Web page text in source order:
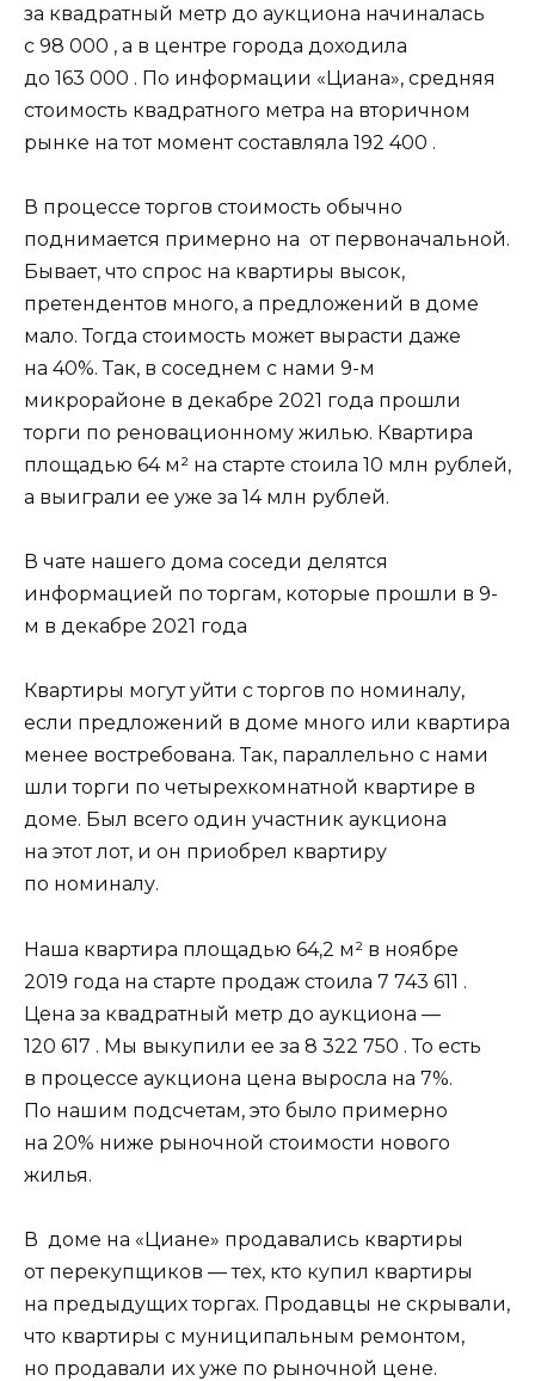
за квадратный метр до аукциона начиналась
с 98 000 , а в центре города доходила
до 163 000 . По информации «Циана», средняя
стоимость квадратного метра на вторичном
рынке на тот момент составляла 192 400 .
В процессе торгов стоимость обычно
поднимается примерно на от первоначальной.
Бывает, что спрос на квартиры высок,
претендентов много, а предложений в доме
мало. Тогда стоимость может вырасти даже
на 40%. Так, в соседнем с нами 9-м
микрорайоне в декабре 2021 года прошли
торги по реновационному жилью. Квартира
площадью 64 м² на старте стоила 10 млн рублей,
а выиграли ее уже за 14 млн рублей.
В чате нашего дома соседи делятся
информацией по торгам, которые прошли в 9-
м в декабре 2021 года
Квартиры могут уйти с торгов по номиналу,
если предложений в доме много или квартира
менее востребована. Так, параллельно с нами
шли торги по четырехкомнатной квартире в
доме. Был всего один участник аукциона
на этот лот, и он приобрел квартиру
по номиналу.
Наша квартира площадью 64,2 м² в ноябре
2019 года на старте продаж стоила 7 743 611 .
Цена за квадратный метр до аукциона —
120 617 . Мы выкупили ее за 8 322 750 . То есть
в процессе аукциона цена выросла на 7%.
По нашим подсчетам, это было примерно
на 20% ниже рыночной стоимости нового
жилья.
В доме на «Циане» продавались квартиры
от перекупщиков — тех, кто купил квартиры
на предыдущих торгах. Продавцы не скрывали,
что квартиры с муниципальным ремонтом,
но продавали их уже по рыночной цене.